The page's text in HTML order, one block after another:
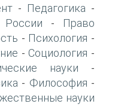
- Педагогика -
-
Право
- Психология -
- Социология -
науки -
- Философия -
науки